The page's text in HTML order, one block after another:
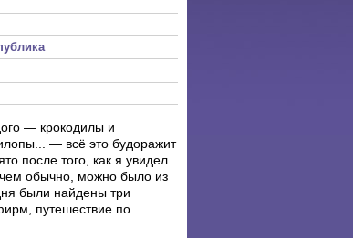
— крокодилы и
— всё это будоражит
после того, как я увидел
обычно, можно было из
были найдены три
путешествие по